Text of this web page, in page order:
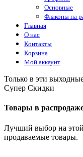
Основные
Флаконы на
Главная
О нас
Контакты
Корзина
Мой аккаунт
Только в эти
Супер Скидки
Товары в
Лучший выбор на
продаваемые товары.